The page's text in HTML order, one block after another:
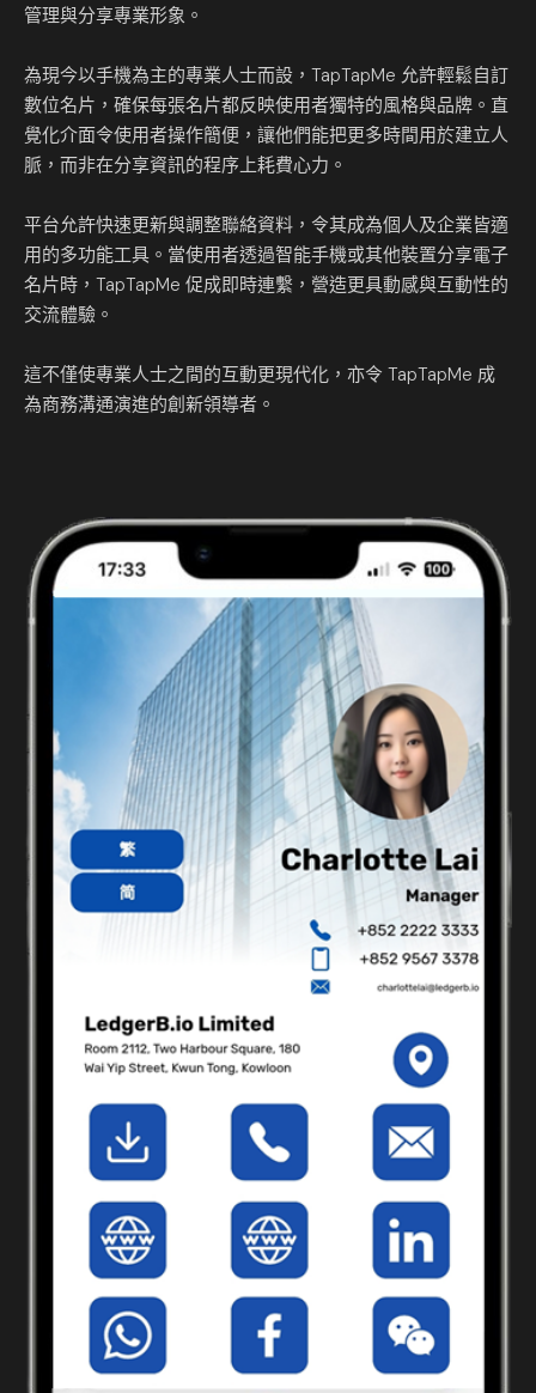
管理與分享專業形象。
為現今以手機為主的專業人士而設，TapTapMe 允許輕鬆自訂
數位名片，確保每張名片都反映使用者獨特的風格與品牌。直
覺化介面令使用者操作簡便，讓他們能把更多時間用於建立人
脈，而非在分享資訊的程序上耗費心力。
平台允許快速更新與調整聯絡資料，令其成為個人及企業皆適
用的多功能工具。當使用者透過智能手機或其他裝置分享電子
名片時，TapTapMe 促成即時連繫，營造更具動感與互動性的
交流體驗。
這不僅使專業人士之間的互動更現代化，亦令 TapTapMe 成
為商務溝通演進的創新領導者。